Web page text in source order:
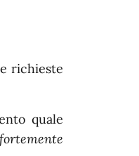
richieste
quale